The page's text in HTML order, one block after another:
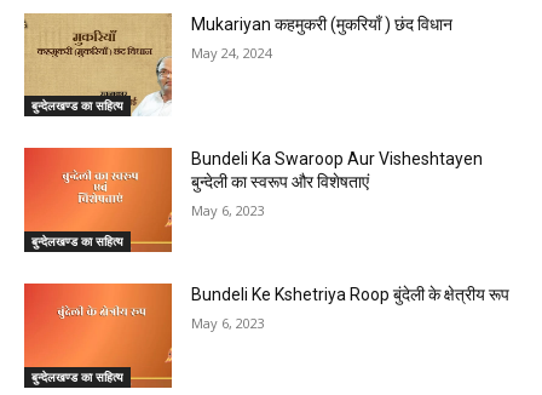
बुन्देलखण्ड का सहित्य
Mukariyan कहमुकरी (मुकरियाँ ) छंद विधान
May 24, 2024
बुन्देलखण्ड का सहित्य
Bundeli Ka Swaroop Aur Visheshtayen
बुन्देली का स्वरूप और विशेषताएं
May 6, 2023
बुन्देलखण्ड का सहित्य
Bundeli Ke Kshetriya Roop बुंदेली के क्षेत्रीय रूप
May 6, 2023